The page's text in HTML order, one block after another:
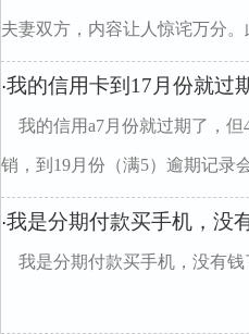
夫妻双方，内容让人惊诧万分
·我的信用卡到17月份就过
我的信用a7月份就过期了，
销，到19月份（满5）逾期记录
·我是分期付款买手机，没
我是分期付款买手机，没有